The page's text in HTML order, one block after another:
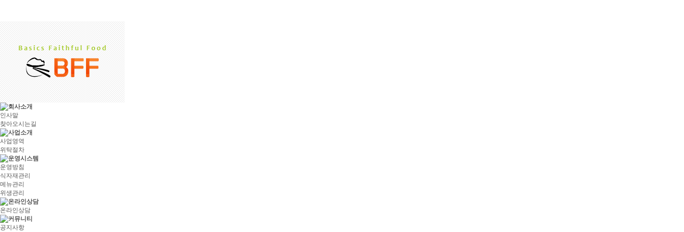
인사말
찾아오시는길
사업영역
위탁절차
운영방침
식자재관리
메뉴관리
위생관리
온라인상담
공지사항